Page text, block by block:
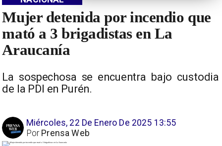
Mujer detenida por incendio que
mató a 3 brigadistas en La
Araucanía
La sospechosa se encuentra bajo custodia
de la PDI en Purén.
Miércoles, 22 De Enero De 2025 13:55
Prensa Web
Por